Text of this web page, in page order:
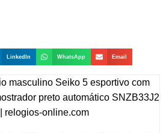
LinkedIn WhatsApp Email